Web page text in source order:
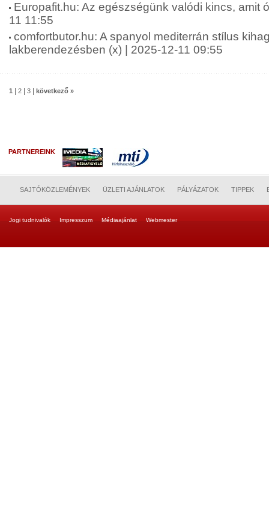
Europafit.hu: Az egészségünk valódi kincs, amit
11 11:55
comfortbutor.hu: A spanyol mediterrán stílus
lakberendezésben (x) | 2025-12-11 09:55
1 2 3 következő »
PARTNEREINK
SAJTÓKÖZLEMÉNYEK ÜZLETI AJÁNLATOK PÁLYÁZATOK TIPPEK
Jogi tudnivalók Impresszum Médiaajánlat Webmester